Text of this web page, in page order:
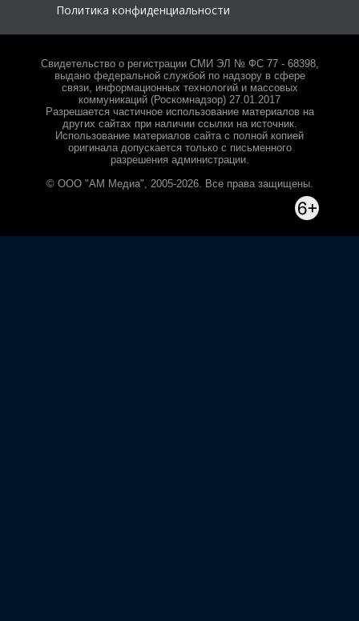
Политика конфиденциальности
Свидетельство о регистрации СМИ ЭЛ № ФС 77 - 68398,
выдано федеральной службой по надзору в сфере
связи, информационных технологий и массовых
коммуникаций (Роскомнадзор) 27.01.2017
Разрешается частичное использование материалов на
других сайтах при наличии ссылки на источник.
Использование материалов сайта с полной копией
оригинала допускается только с письменного
разрешения администрации.
© ООО "АМ Медиа", 2005-2026. Все права защищены.